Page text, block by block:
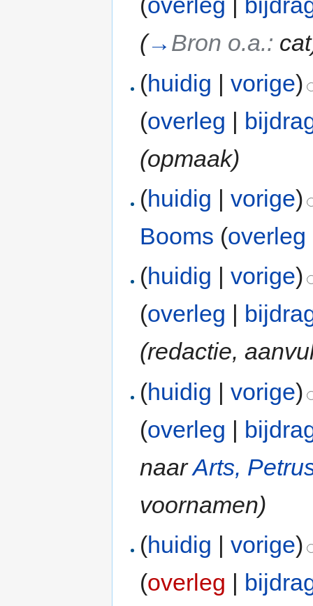
(→ Bron o.a.: cat
(huidig |vorige)
(overleg |
(opmaak)
(huidig |vorige)
Booms (overleg
(huidig |vorige)
(overleg
(redactie,
(huidig |vorige)
(overleg |
naarArts,
voornamen)
(huidig |vorige)
(overleg |